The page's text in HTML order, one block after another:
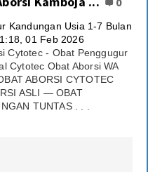
Kandungan Usia 1-7 Bulan
01 Feb 2026
Cytotec - Obat Penggugur
Cytotec Obat Aborsi WA
ABORSI CYTOTEC
ASLI — OBAT
TUNTAS . . .